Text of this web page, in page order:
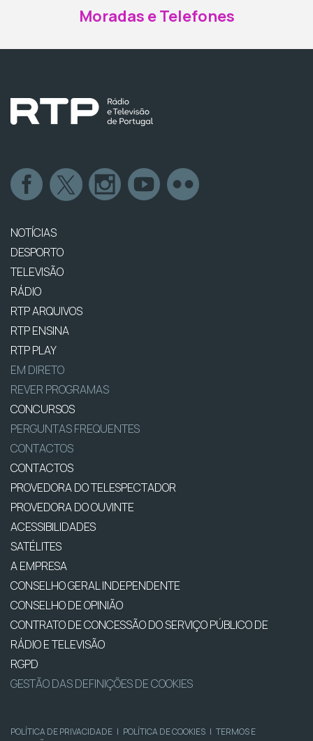
Moradas e Telefones
NOTÍCIAS
DESPORTO
TELEVISÃO
RÁDIO
RTP ARQUIVOS
RTP ENSINA
RTP PLAY
EM DIRETO
REVER PROGRAMAS
CONCURSOS
PERGUNTAS FREQUENTES
CONTACTOS
CONTACTOS
PROVEDORA DO TELESPECTADOR
PROVEDORA DO OUVINTE
ACESSIBILIDADES
SATÉLITES
A EMPRESA
CONSELHO GERAL INDEPENDENTE
CONSELHO DE OPINIÃO
CONTRATO DE CONCESSÃO DO SERVIÇO PÚBLICO DE
RÁDIO E TELEVISÃO
RGPD
GESTÃO DAS DEFINIÇÕES DE COOKIES
POLÍTICA DE PRIVACIDADE | POLÍTICA DE COOKIES | TERMOS E